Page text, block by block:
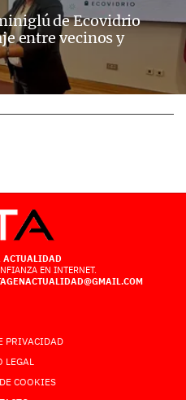
de Ecovidrio
entre vecinos y
ACTUALIDAD
EN INTERNET.
PRIVACIDAD
LEGAL
COOKIES